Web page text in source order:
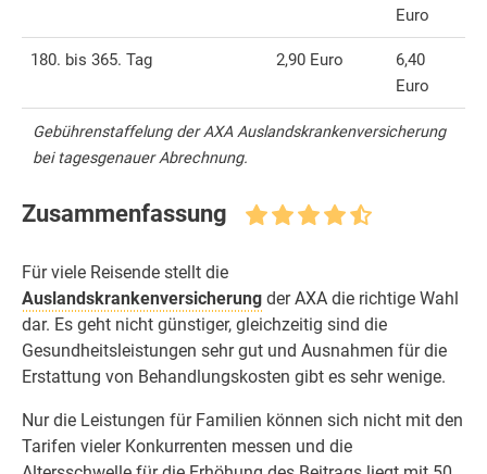
Euro
180. bis 365. Tag 2,90 Euro
6,40
Euro
Gebührenstaffelung der AXA Auslandskrankenversicherung
bei tagesgenauer Abrechnung.
Zusammenfassung
Für viele Reisende stellt die
Auslandskrankenversicherung der AXA die richtige Wahl
dar. Es geht nicht günstiger, gleichzeitig sind die
Gesundheitsleistungen sehr gut und Ausnahmen für die
Erstattung von Behandlungskosten gibt es sehr wenige.
Nur die Leistungen für Familien können sich nicht mit den
Tarifen vieler Konkurrenten messen und die